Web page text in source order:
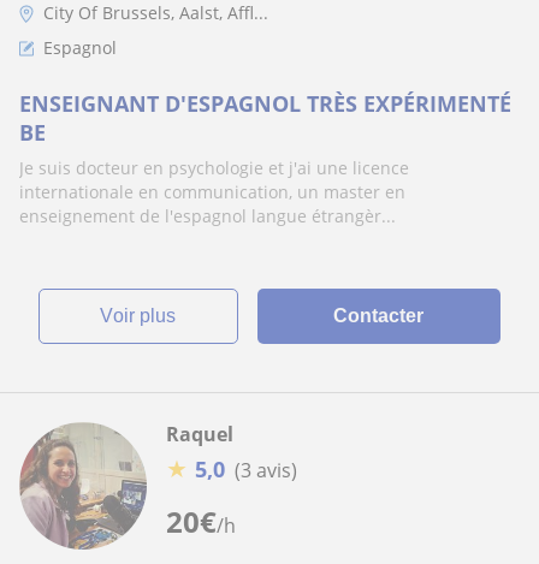
City Of Brussels, Aalst, Affl...
Espagnol
ENSEIGNANT D'ESPAGNOL TRÈS EXPÉRIMENTÉ
BE
Je suis docteur en psychologie et j'ai une licence
internationale en communication, un master en
enseignement de l'espagnol langue étrangèr...
voir plus Contacter
20€/h
Raquel
★ 5,0 (3 avis)